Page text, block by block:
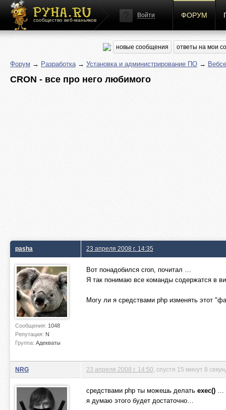
сообщество веб-маньяков
Войти ФОРУМ
новые сообщения ответы на мои
Форум → Разработка→ Установка и администрирование ПО →
CRON - все про него любимого
pasha
Сообщения: 1048
Репутация: N
Группа: Адекваты
23 апреля 2008 г. 14:35
Вот понадобился cron, почитал …
Я так понимаю все команды содержатся в
Могу ли я средствами php изменять этот
NRG 23 апреля 2008 г. 14:50 , спустя 15 минут 8
средствами php ты можешь делать exec() …
я думаю этого будет достаточно…